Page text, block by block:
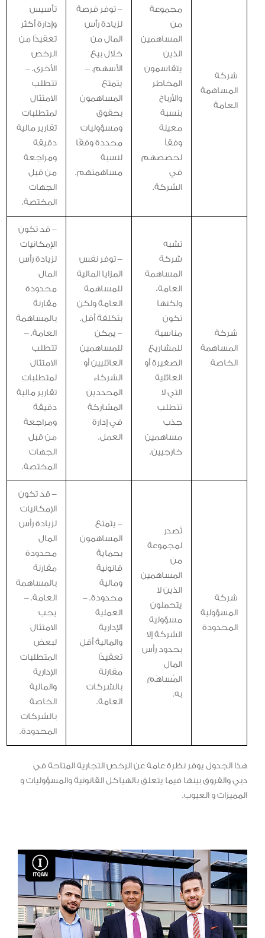
شركة
المساهمة
العامة
مجموعة
من
المساهمين
الذين
يتقاسمون
المخاطر
والأرباح
بنسبة
معينة
وفقاً
لحصصهم
في
الشركة.
– توفر فرصة
لزيادة رأس
المال من
خلال بيع
الأسهم. –
يتمتع
المساهمون
بحقوق
ومسؤوليات
محددة وفقًا
لنسبة
مساهمتهم.
تأسيس
وإدارة أكثر
تعقيدًا من
الرخص
الأخرى. –
تتطلب
الامتثال
لمتطلبات
تقارير مالية
دقيقة
ومراجعة
من قبل
الجهات
المختصة.
شركة
المساهمة
الخاصة
تشبه
شركة
المساهمة
العامة،
ولكنها
تكون
مناسبة
للمشاريع
الصغيرة أو
العائلية
التي لا
تتطلب
جذب
مساهمين
خارجيين.
– توفر نفس
المزايا المالية
للمساهمة
العامة ولكن
بتكلفة أقل.
– يمكن
للمساهمين
العائليين أو
الشركاء
المحددين
المشاركة
في إدارة
العمل.
– قد تكون
الإمكانيات
لزيادة رأس
المال
محدودة
مقارنة
بالمساهمة
العامة. –
تتطلب
الامتثال
لمتطلبات
تقارير مالية
دقيقة
ومراجعة
من قبل
الجهات
المختصة.
شركة
المسؤولية
المحدودة
تُصدر
لمجموعة
من
المساهمين
الذين لا
يتحملون
مسؤولية
الشركة إلا
بحدود رأس
المال
المُساهَم
به.
– يتمتع
المساهمون
بحماية
قانونية
ومالية
محدودة. –
العملية
الإدارية
والمالية أقل
تعقيدًا
مقارنة
بالشركات
العامة.
– قد تكون
الإمكانيات
لزيادة رأس
المال
محدودة
مقارنة
بالمساهمة
العامة. –
يجب
الامتثال
لبعض
المتطلبات
الإدارية
والمالية
الخاصة
بالشركات
المحدودة.
هذا الجدول يوفر نظرة عامة عن الرخص التجارية المتاحة في
دبي والفروق بينها فيما يتعلق بالهياكل القانونية والمسؤوليات و
المميزات و العيوب.